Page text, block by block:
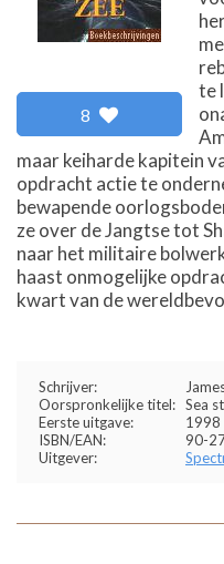
8
te
maar keiharde kapitein
opdracht actie te
bewapende
ze over de Jangtse tot
naar het militaire
haast onmogelijke
kwart van de
Schrijver:
Oorspronkelijke titel: Sea
Eerste uitgave:
1998
ISBN/EAN:
90-
Uitgever: